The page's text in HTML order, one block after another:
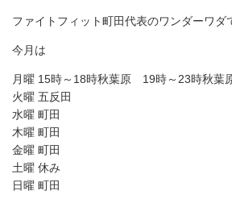
ファイトフィット町田代表のワンダーワダ
今月は
月曜 15時～18時秋葉原 19時～23時秋葉
火曜 五反田
水曜 町田
木曜 町田
金曜 町田
土曜 休み
日曜 町田